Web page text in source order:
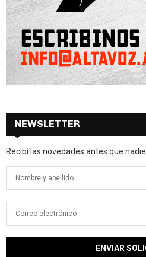
NEWSLETTER
Recibí las novedades antes que nadie...